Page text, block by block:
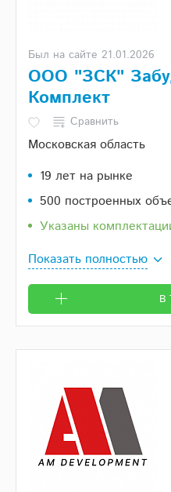
Был на сайте 21.01.2026
ООО "ЗСК"
Комплект
Сравнить
Московская область
19 лет на рынке
500 построенных
Указаны
Показать полностью
В